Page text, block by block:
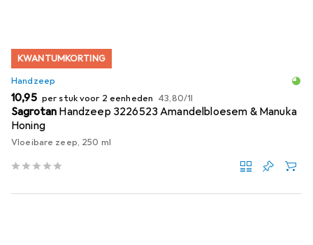
KWANTUMKORTING
Handzeep
EUR
10,95 per stuk voor 2 eenheden EUR
43,80/1l
Sagrotan Handzeep 3226523 Amandelbloesem & Manuka
Honing
Vloeibare zeep, 250 ml